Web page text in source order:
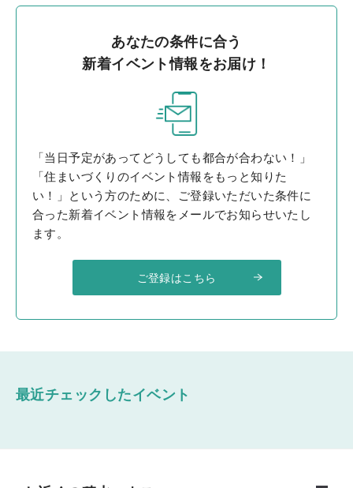
あなたの条件に合う
新着イベント情報をお届け！
「当日予定があってどうしても都合が合わない！」
「住まいづくりのイベント情報をもっと知りた
い！」という方のために、ご登録いただいた条件に
合った新着イベント情報をメールでお知らせいたし
ます。
ご登録はこちら
最近チェックしたイベント